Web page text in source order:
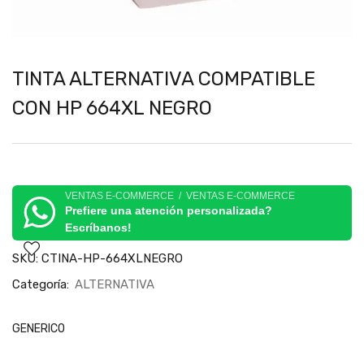
TINTA ALTERNATIVA COMPATIBLE
CON HP 664XL NEGRO
VENTAS E-COMMERCE / VENTAS E-COMMERCE
Prefiere una atención personalizada?
Escríbanos!
SKU: CTINA-HP-664XLNEGRO
Categoría: ALTERNATIVA
GENERICO